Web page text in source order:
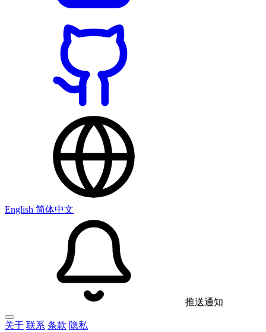
English 简体中文
推送通知
关于 联系 条款 隐私